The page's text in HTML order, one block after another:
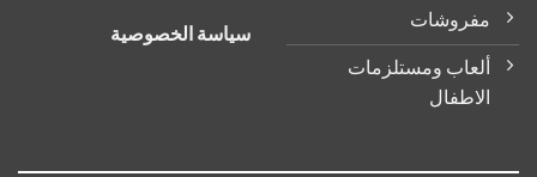
مفروشات
ألعاب ومستلزمات
الاطفال
سياسة الخصوصية